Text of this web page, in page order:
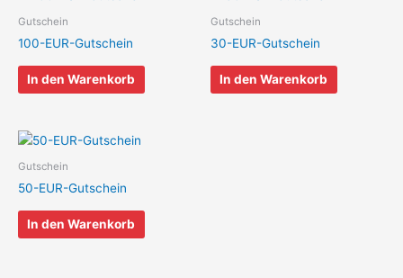
Gutschein
100-EUR-Gutschein
In den Warenkorb
Gutschein
30-EUR-Gutschein
In den Warenkorb
Gutschein
50-EUR-Gutschein
In den Warenkorb